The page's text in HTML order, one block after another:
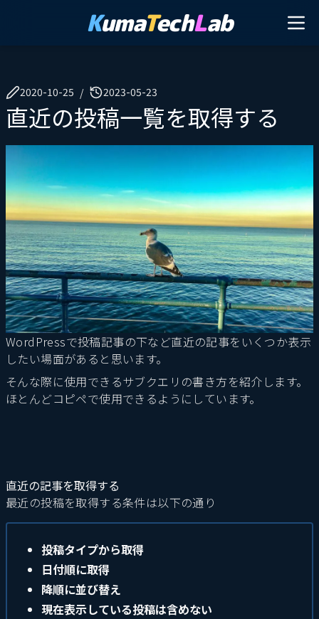
KumaTechLab
2020-10-25 / 2023-05-23
直近の投稿一覧を取得する
WordPressで投稿記事の下など直近の記事をいくつか表示
したい場面があると思います。
そんな際に使用できるサブクエリの書き方を紹介します。
ほとんどコピペで使用できるようにしています。
直近の記事を取得する
最近の投稿を取得する条件は以下の通り
投稿タイプから取得
日付順に取得
降順に並び替え
現在表示している投稿は含めない